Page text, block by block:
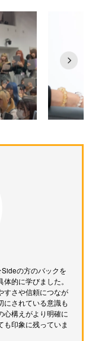
の方のバックを
的に学びました。
すさや信頼につなが
にされている意識も
心構えがより明確に
も印象に残っていま